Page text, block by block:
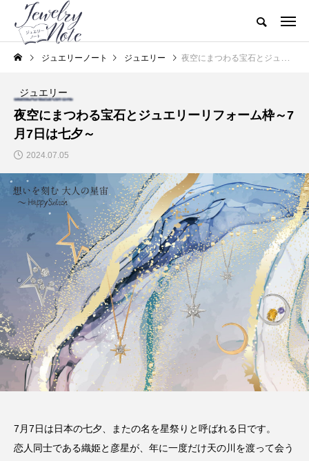
ジュエリーノート ジュエリー 夜空にまつわる宝石とジュエリーリフォーム枠～7月7日は七夕～
ジュエリー
夜空にまつわる宝石とジュエリーリフォーム枠～7
月7日は七夕～
2024.07.05
7月7日は日本の七夕、またの名を星祭りと呼ばれる日です。
恋人同士である織姫と彦星が、年に一度だけ天の川を渡って会う